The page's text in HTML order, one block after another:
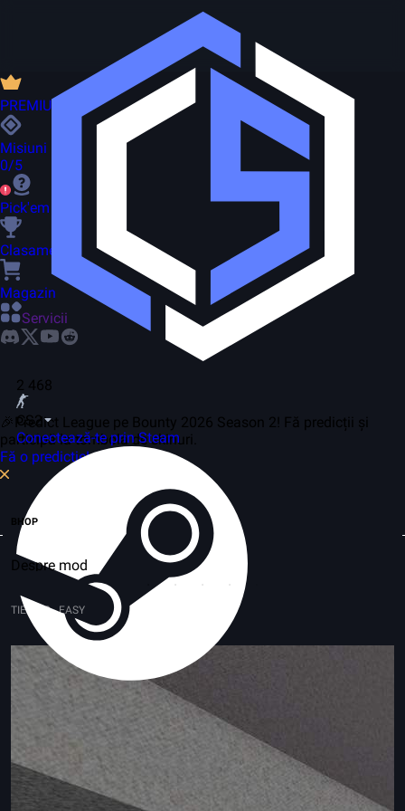
2 468
CS2
Conectează-te prin Steam
PREMIUM
Misiuni
0/5
Pick'em
Clasament
Magazin
Servicii
🎉Predict League pe Bounty 2026 Season 2! Fă predicții și
participă la tombola de skinuri.
Fă o predicție!
BHOP
Despre mod
TIER 1-2 - EASY